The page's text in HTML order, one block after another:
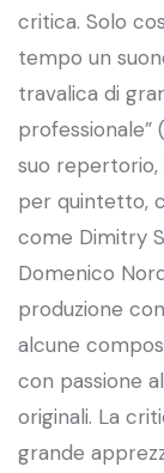
critica. Solo
tempo un
travalica di
professionale”
suo repertorio,
per quintetto,
come Dimitry
Domenico
produzione
alcune
con passione
originali. La
grande